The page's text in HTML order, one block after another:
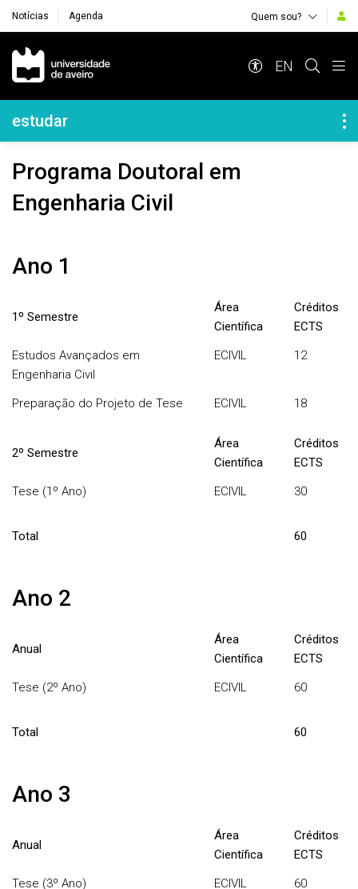
Notícias Agenda Quem sou?
Navegação Principal
EN
Navegação Lateral
estudar
Programa Doutoral em
Engenharia Civil
Ano 1
1º Semestre
Área
Científica
Créditos
ECTS
Estudos Avançados em
Engenharia Civil
ECIVIL 12
Preparação do Projeto de Tese ECIVIL 18
2º Semestre
Área
Científica
Créditos
ECTS
Tese (1º Ano)
ECIVIL 30
Total 60
Ano 2
Anual
Área
Científica
Créditos
ECTS
Tese (2º Ano)
ECIVIL 60
Total 60
Ano 3
Anual
Área
Científica
Créditos
ECTS
Tese (3º Ano)
ECIVIL 60